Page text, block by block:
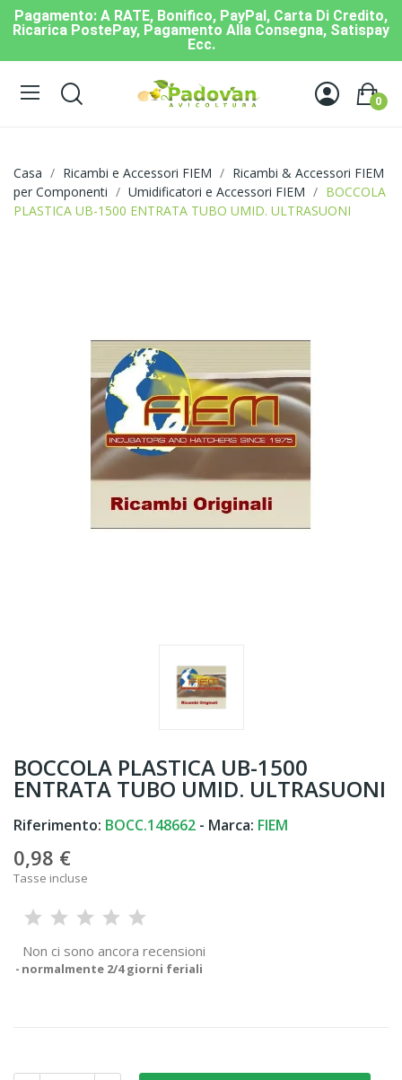
Pagamento: A RATE, Bonifico, PayPal, Carta Di Credito,
Ricarica PostePay, Pagamento Alla Consegna, Satispay
Ecc.
0
Casa Ricambi e Accessori FIEM
Ricambi & Accessori FIEM
per Componenti
Umidificatori e Accessori FIEM
BOCCOLA
PLASTICA UB-1500 ENTRATA TUBO UMID. ULTRASUONI
BOCCOLA PLASTICA UB-1500
ENTRATA TUBO UMID. ULTRASUONI
Riferimento: BOCC.148662 - Marca: FIEM
0,98 €
Tasse incluse
Non ci sono ancora recensioni
normalmente 2/4 giorni feriali